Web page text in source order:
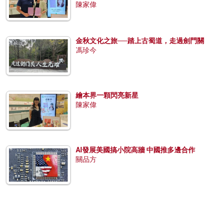
陳家偉
金秋文化之旅──踏上古蜀道，走過劍門關
馮珍今
繪本界一顆閃亮新星
陳家偉
AI發展美國搞小院高牆 中國推多邊合作
關品方